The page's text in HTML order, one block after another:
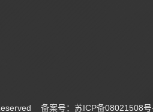
备案号：苏ICP备08021508